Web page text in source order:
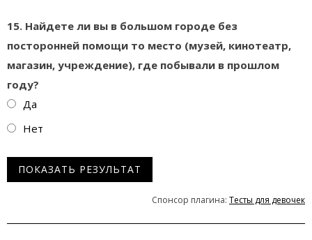
15. Найдете ли вы в большом городе без
посторонней помощи то место (музей, кинотеатр,
магазин, учреждение), где побывали в прошлом
году?
Да
Нет
Спонсор плагина: Тесты для девочек